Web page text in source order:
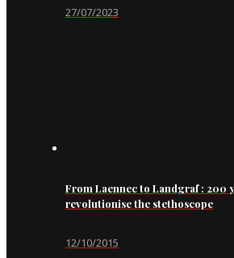
27/07/2023
From Laennec to Landgraf : 200
revolutionise the stethoscope
12/10/2015